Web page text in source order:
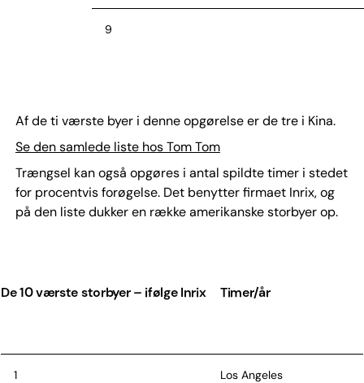
9
Af de ti værste byer i denne opgørelse er de tre i Kina.
Se den samlede liste hos Tom Tom
Trængsel kan også opgøres i antal spildte timer i stedet
for procentvis forøgelse. Det benytter firmaet Inrix, og
på den liste dukker en række amerikanske storbyer op.
De 10 værste storbyer – ifølge Inrix Timer/år
1 Los Angeles